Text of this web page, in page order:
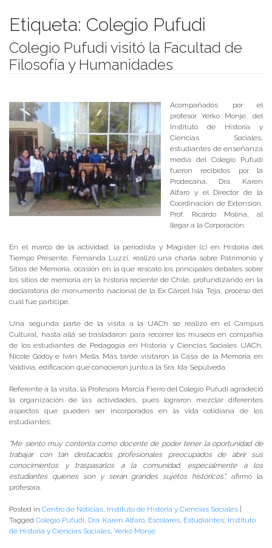
Etiqueta: Colegio Pufudi
Colegio Pufudi visitó la Facultad de
Filosofía y Humanidades
Acompañados por el
profesor Yerko Monje, del
Instituto de Historia y
Ciencias Sociales,
estudiantes de enseñanza
media del Colegio Pufudi
fueron recibidos por la
Prodecana, Dra. Karen
Alfaro y el Director de la
Coordinación de Extensión,
Prof. Ricardo Molina, al
llegar a la Corporación.
En el marco de la actividad, la periodista y Magíster (c) en Historia del
Tiempo Presente, Fernanda Luzzi, realizó una charla sobre Patrimonio y
Sitios de Memoria, ocasión en la que rescató los principales debates sobre
los sitios de memoria en la historia reciente de Chile, profundizando en la
declaratoria de monumento nacional de la Ex Cárcel Isla Teja, proceso del
cual fue partícipe.
Una segunda parte de la visita a la UACh se realizó en el Campus
Cultural, hasta allá se trasladaron para recorrer los museos en compañía
de los estudiantes de Pedagogía en Historia y Ciencias Sociales UACh,
Nicole Godoy e Iván Mella. Más tarde visitaron la Casa de la Memoria en
Valdivia, edificación que conocieron junto a la Sra. Ida Sepúlveda.
Referente a la visita, la Profesora Marcia Fierro del Colegio Pufudi agradeció
la organización de las actividades, pues lograron mezclar diferentes
aspectos que pueden ser incorporados en la vida cotidiana de los
estudiantes.
“Me siento muy contenta como docente de poder tener la oportunidad de
trabajar con tan destacados profesionales preocupados de abrir sus
conocimientos y traspasarlos a la comunidad, especialmente a los
estudiantes quienes son y serán grandes sujetos históricos”,afirmó la
profesora.
Posted in Centro de Noticias, Instituto de Historia y Ciencias Sociales
Tagged Colegio Pufudi, Dra. Karen Alfaro, Escolares, Estudiantes, Instituto
de Historia y Ciencias Sociales, Yerko Monje